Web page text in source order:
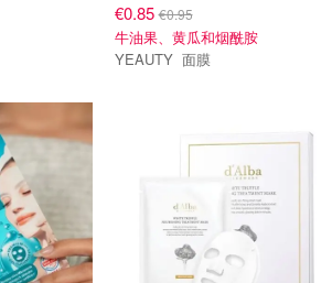
€0.85€0.95
牛油果、黄瓜和烟酰胺
YEAUTY 面膜